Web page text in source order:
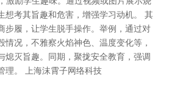
想考其旨趣和危害，增强学习动机。 其
步履，让学生脱手操作。举例，通过对
情况，不雅察火焰神色、温度变化等，
熄灭旨趣。同期，聚拢安全教育，强调
理。 上海沫霄子网络科技